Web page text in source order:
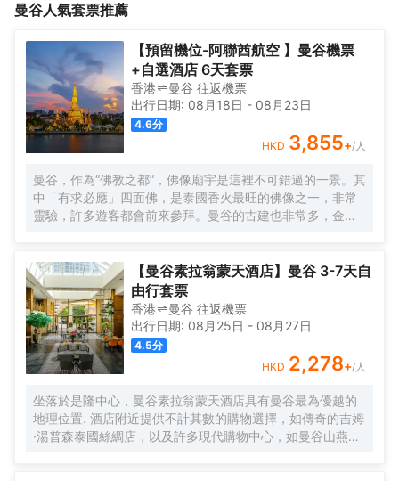
廳（供應美味壽司）、著名 Bangkok Baking Company 糕點店
佳美食之旅。 一天的觀光或會議結束後，歡迎來到 JW 酒店健身俱
樂部和水療中心鍛鍊身體，享受按摩。 活動空間雅緻迷人，面積超
過 15,000 平方英尺（1,394 平方米），非常適宜籌辦婚禮或商務
會議。
華客房及套房均配備豪華床上用品、保險箱、迷你吧、高速上網、
（供應美味自助餐）、Nami 鐵板燒餐廳（供應上好清酒）、Tsu 餐
廳（供應美味壽司）、著名 Bangkok Baking Company 糕點店
（供應現烤糕點）、NY 牛排餐廳（供應牛排）……餐飲場所締造上
佳美食之旅。 一天的觀光或會議結束後，歡迎來到 JW 酒店健身俱
樂部和水療中心鍛鍊身體，享受按摩。 活動空間雅緻迷人，面積超
過 15,000 平方英尺（1,394 平方米），非常適宜籌辦婚禮或商務
會議。
曼谷人氣套票推薦
【預留機位-阿聯酋航空 】曼谷機票
+自選酒店 6天套票
香港 曼谷 往返機票
出行日期: 08月18日 - 08月23日
4.6分
HKD 3,855+/人
曼谷，作為“佛教之都”，佛像廟宇是這裡不可錯過的一景。其
中「有求必應」四面佛，是泰國香火最旺的佛像之一，非常
靈驗，許多遊客都會前來參拜。曼谷的古建也非常多，金碧
驗一下傳統泰式「馬殺雞」的古法按摩，或者與大象來一次
親密接觸，感受這座熱帶的城市獨特風情。 每年4月的宋幹
節，是泰國的傳統新年，人們在參拜寺院、浴佛儀式之後會
舉行熱鬧的潑水慶祝，考山路和是隆路的慶祝最為瘋狂。 12
月的水燈節也是一年一度的盛會，人們在河邊漂放水燈，湄
南河畔、朱拉隆功大學和藍毘尼公園等地尤其熱鬧，還會有
水燈小姐選美、歌唱比賽、戲劇表演等活動。
【曼谷素拉翁蒙天酒店】曼谷 3-7天自
由行套票
香港 曼谷 往返機票
出行日期: 08月25日 - 08月27日
4.5分
HKD 2,278+/人
坐落於是隆中心，曼谷素拉翁蒙天酒店具有曼谷最為優越的
地理位置. 酒店附近提供不計其數的購物選擇，如傳奇的吉姆
·湯普森泰國絲綢店，以及許多現代購物中心，如曼谷山燕生